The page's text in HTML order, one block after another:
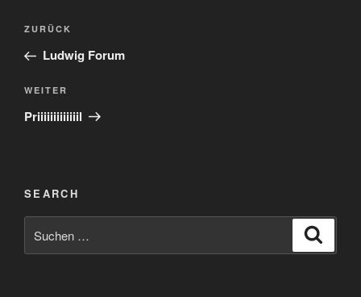
Beitragsnavigation
Vorheriger
Beitrag
ZURÜCK
Ludwig Forum
Nächster
Beitrag
WEITER
Priiiiiiiiiiiiil
SEARCH
nach: